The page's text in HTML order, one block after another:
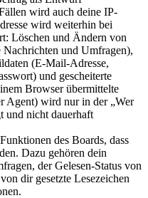
wird auch deine IP-
wird weiterhin bei
Löschen und Ändern von
Nachrichten und Umfragen),
(E-Mail-Adresse,
und gescheiterte
Browser übermittelte
Agent) wird nur in der „Wer
und nicht dauerhaft
des Boards, dass
Dazu gehören dein
der Gelesen-Status von
dir gesetzte Lesezeichen